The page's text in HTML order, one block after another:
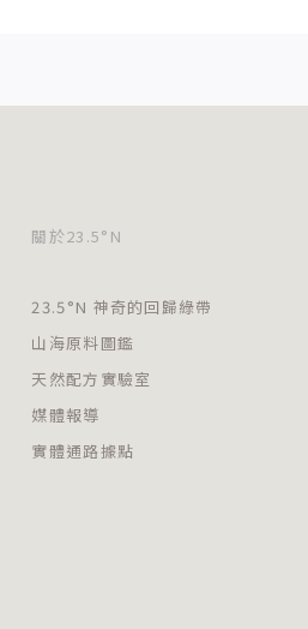
關於23.5°N
23.5°N 神奇的回歸綠帶
山海原料圖鑑
天然配方實驗室
媒體報導
實體通路據點